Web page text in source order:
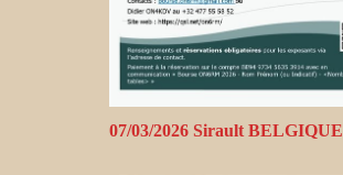
07/03/2026 Sirault BELGIQUE